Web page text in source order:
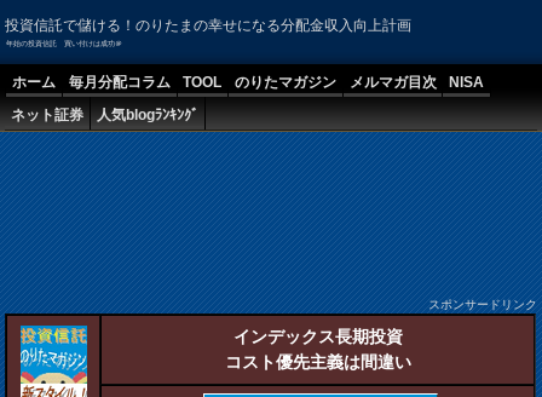
投資信託で儲ける！のりたまの幸せになる分配金収入向上計画
年始の投資信託 買い付けは成功＠
ホーム 毎月分配コラム TOOL のりたマガジン メルマガ目次
NISA
ネット証券
人気blogﾗﾝｷﾝｸﾞ
スポンサードリンク
インデックス長期投資
コスト優先主義は間違い